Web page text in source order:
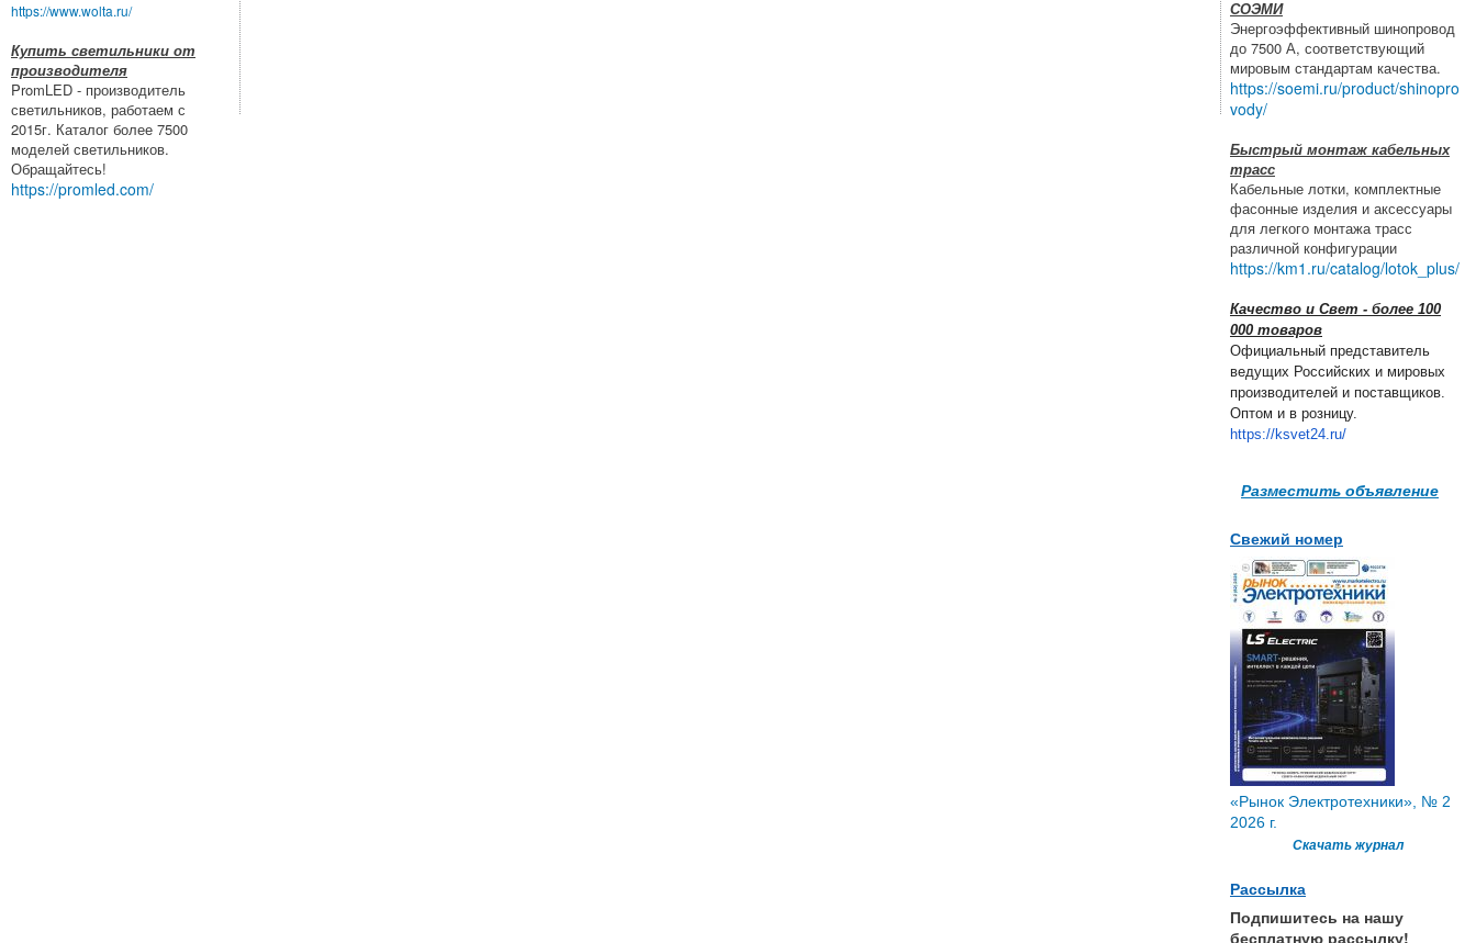
https://www.wolta.ru/
Купить светильники от
производителя
PromLED - производитель
светильников, работаем с
2015г. Каталог более 7500
моделей светильников.
Обращайтесь!
https://promled.com/
СОЭМИ
Энергоэффективный шинопровод
до 7500 А, соответствующий
мировым стандартам качества.
https://soemi.ru/product/shinopro
vody/
Быстрый монтаж кабельных
трасс
Кабельные лотки, комплектные
фасонные изделия и аксессуары
для легкого монтажа трасс
различной конфигурации
https://km1.ru/catalog/lotok_plus/
Качество и Свет - более 100
000 товаров
Официальный представитель
ведущих Российских и мировых
производителей и поставщиков.
Оптом и в розницу.
https://ksvet24.ru/
Разместить объявление
Свежий номер
«Рынок Электротехники», № 2
2026 г.
Скачать журнал
Рассылка
Подпишитесь на нашу
бесплатную рассылку!